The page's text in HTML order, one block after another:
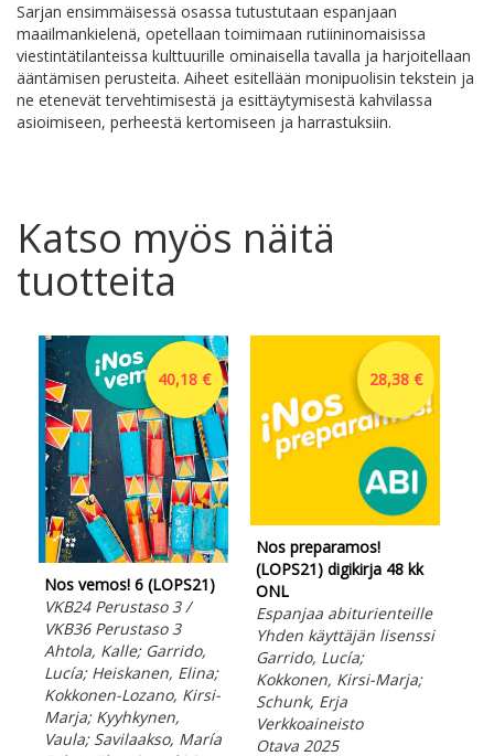
Sarjan ensimmäisessä osassa tutustutaan espanjaan
maailmankielenä, opetellaan toimimaan rutiininomaisissa
viestintätilanteissa kulttuurille ominaisella tavalla ja harjoitellaan
ääntämisen perusteita. Aiheet esitellään monipuolisin tekstein ja
ne etenevät tervehtimisestä ja esittäytymisestä kahvilassa
asioimiseen, perheestä kertomiseen ja harrastuksiin.
Katso myös näitä
tuotteita
40,18 €
Nos vemos! 6 (LOPS21)
VKB24 Perustaso 3 /
VKB36 Perustaso 3
Ahtola, Kalle; Garrido,
Lucía; Heiskanen, Elina;
Kokkonen-Lozano, Kirsi-
Marja; Kyyhkynen,
Vaula; Savilaakso, María
28,38 €
Nos preparamos!
(LOPS21) digikirja 48 kk
ONL
Espanjaa abiturienteille
Yhden käyttäjän lisenssi
Garrido, Lucía;
Kokkonen, Kirsi-Marja;
Schunk, Erja
Verkkoaineisto
Otava 2025